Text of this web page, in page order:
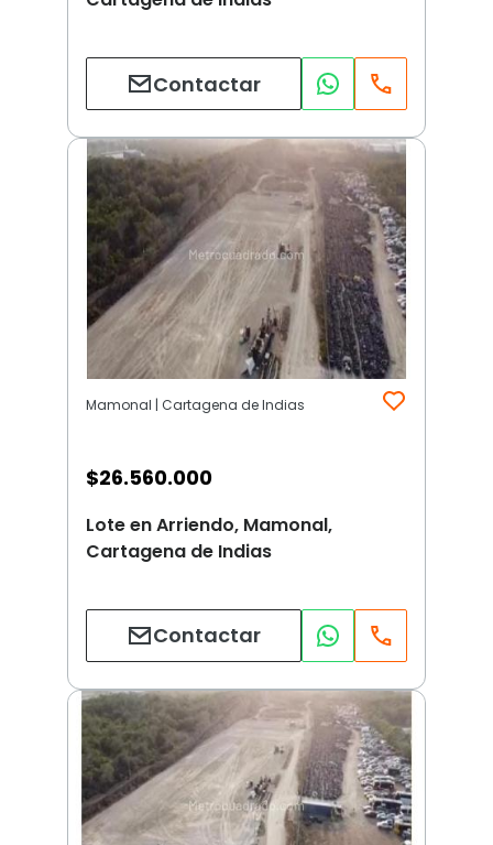
Contactar
Mamonal | Cartagena de Indias
$26.560.000
Lote en Arriendo, Mamonal,
Cartagena de Indias
Contactar